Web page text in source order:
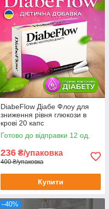
DiabeFlow Діабе Флоу для
зниження рівня глюкози в
крові 20 капс
Готово до відправки 12 од.
236 ₴/упаковка
400 ₴/упаковка
Купити
–40%